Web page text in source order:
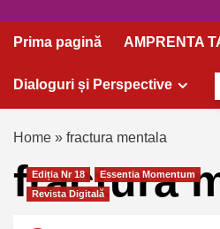
Prima pagină AMPRENTA
Dialoguri și Perspective
Home » fractura mentala
fractura
Ediția Nr 18
Essentia Momentum
Revista Digitală